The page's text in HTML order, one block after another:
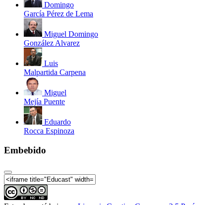
Domingo
García Pérez de Lema
Miguel Domingo
González Alvarez
Luis
Malpartida Carpena
Miguel
Mejía Puente
Eduardo
Rocca Espinoza
Embebido